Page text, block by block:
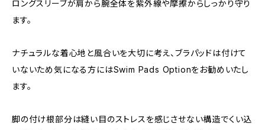
ロングスリーブが肩から腕全体を紫外線や摩擦からしっかり守り
ます。
ナチュラルな着心地と風合いを大切に考え、ブラパッドは付けて
いないため気になる方にはSwim Pads Optionをお勧めいたし
ます。
脚の付け根部分は縫い目のストレスを感じさせない構造でくい込